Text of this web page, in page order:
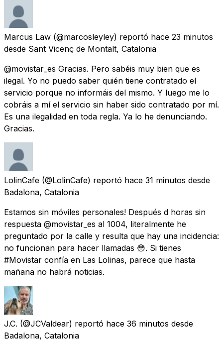
Marcus Law (@marcosleyley) reportó hace 23 minutos
desde Sant Vicenç de Montalt, Catalonia
@movistar_es Gracias. Pero sabéis muy bien que es
ilegal. Yo no puedo saber quién tiene contratado el
servicio porque no informáis del mismo. Y luego me lo
cobráis a mí el servicio sin haber sido contratado por mí.
Es una ilegalidad en toda regla. Ya lo he denunciando.
Gracias.
LolinCafe (@LolinCafe) reportó hace 31 minutos desde
Badalona, Catalonia
Estamos sin móviles personales! Después d horas sin
respuesta @movistar_es al 1004, literalmente he
preguntado por la calle y resulta que hay una incidencia:
no funcionan para hacer llamadas 😳. Si tienes
#Movistar confía en Las Lolinas, parece que hasta
mañana no habrá noticias.
J.C. (@JCValdear) reportó hace 36 minutos desde
Badalona, Catalonia